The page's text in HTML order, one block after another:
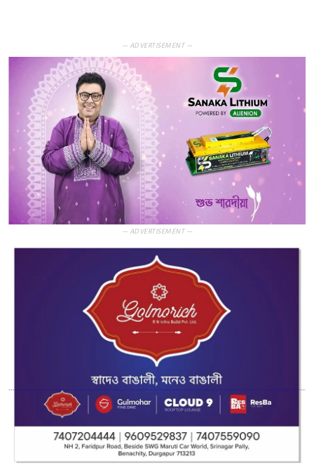
— ADVERTISEMENT —
— ADVERTISEMENT —